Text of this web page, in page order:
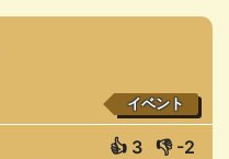
イベント
👍 3 👎 -2